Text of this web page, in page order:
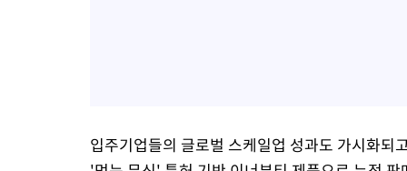
입주기업들의 글로벌 스케일업 성과도 가시화